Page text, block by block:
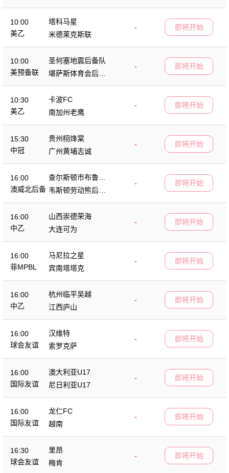
10:00
美乙
塔科马星
-
米德莱克斯联
即将开始
10:00
美预备联
圣何塞地震后备队
-
堪萨斯体育会后备
队
即将开始
10:30
美乙
卡波FC
-
南加州老鹰
即将开始
15:30
中冠
贵州栩烽棠
-
广州黄埔志诚
即将开始
16:00
澳威北后备
查尔斯顿市布鲁斯
后备队
-
韦斯顿劳动熊后备
队
即将开始
16:00
中乙
山西崇德荣海
-
大连可为
即将开始
16:00
菲MPBL
马尼拉之星
-
宾南塔塔克
即将开始
16:00
中乙
杭州临平吴越
-
江西庐山
即将开始
16:00
球会友谊
汉维特
-
索罗克萨
即将开始
16:00
国际友谊
澳大利亚U17
-
尼日利亚U17
即将开始
16:00
国际友谊
龙仁FC
-
越南
即将开始
16:30
球会友谊
里昂
-
梅肯
即将开始